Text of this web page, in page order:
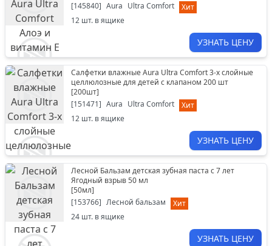
[145840] Aura Ultra Comfort
Хит
12 шт. в ящике
УЗНАТЬ ЦЕНУ
Салфетки влажные Aura Ultra Comfort 3-х слойные
целлюлозные для детей с клапаном 200 шт
[200шт]
[151471] Aura Ultra Comfort
Хит
12 шт. в ящике
УЗНАТЬ ЦЕНУ
Лесной Бальзам детская зубная паста с 7 лет
Ягодный взрыв 50 мл
[50мл]
[153766] Лесной бальзам
Хит
24 шт. в ящике
УЗНАТЬ ЦЕНУ